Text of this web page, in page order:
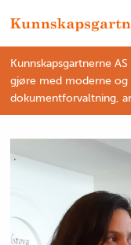
Kunnskapsgartnerne
gjøre med moderne
dokumentforvaltning,